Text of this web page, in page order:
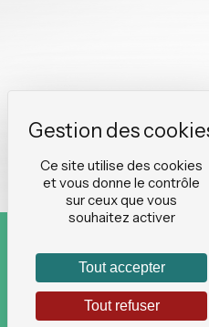
Ce site utilise des cookies
et vous donne le contrôle
sur ceux que vous
souhaitez activer
Tout accepter
Tout refuser